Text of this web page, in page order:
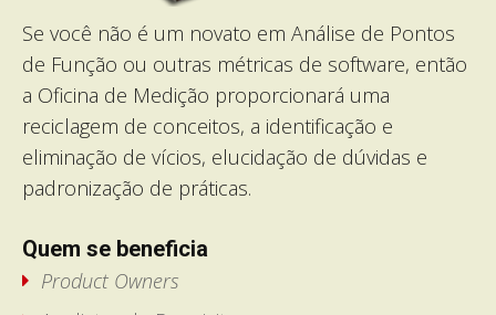
Se você não é um novato em Análise de Pontos
de Função ou outras métricas de software, então
a Oficina de Medição proporcionará uma
reciclagem de conceitos, a identificação e
eliminação de vícios, elucidação de dúvidas e
padronização de práticas.
Quem se beneficia
Product Owners